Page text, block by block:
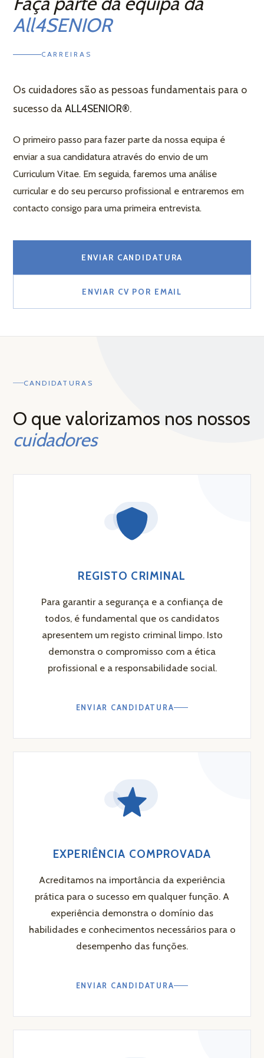
All4SENIOR
CARREIRAS
Os cuidadores são as pessoas fundamentais para o
sucesso da ALL4SENIOR®.
O primeiro passo para fazer parte da nossa equipa é
enviar a sua candidatura através do envio de um
Curriculum Vitae. Em seguida, faremos uma análise
curricular e do seu percurso profissional e entraremos em
contacto consigo para uma primeira entrevista.
ENVIAR CANDIDATURA
ENVIAR CV POR EMAIL
CANDIDATURAS
O que valorizamos nos nossos
cuidadores
REGISTO CRIMINAL
Para garantir a segurança e a confiança de
todos, é fundamental que os candidatos
apresentem um registo criminal limpo. Isto
demonstra o compromisso com a ética
profissional e a responsabilidade social.
ENVIAR CANDIDATURA
EXPERIÊNCIA COMPROVADA
Acreditamos na importância da experiência
prática para o sucesso em qualquer função. A
experiência demonstra o domínio das
habilidades e conhecimentos necessários para o
desempenho das funções.
ENVIAR CANDIDATURA